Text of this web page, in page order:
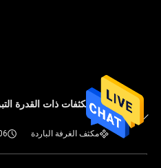
مكثف الغرفة الباردة